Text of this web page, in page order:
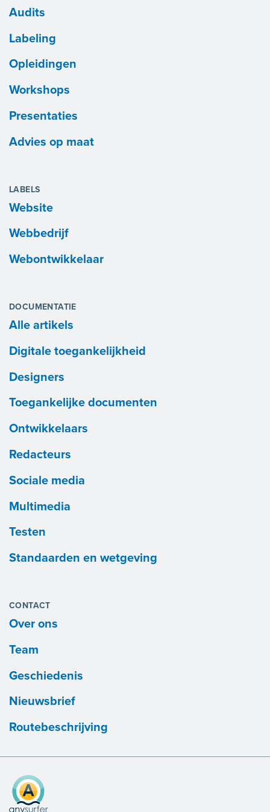
Audits
Labeling
Opleidingen
Workshops
Presentaties
Advies op maat
LABELS
Website
Webbedrijf
Webontwikkelaar
DOCUMENTATIE
Alle artikels
Digitale toegankelijkheid
Designers
Toegankelijke documenten
Ontwikkelaars
Redacteurs
Sociale media
Multimedia
Testen
Standaarden en wetgeving
CONTACT
Over ons
Team
Geschiedenis
Nieuwsbrief
Routebeschrijving